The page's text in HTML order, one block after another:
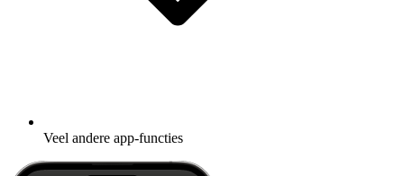
Veel andere app-functies